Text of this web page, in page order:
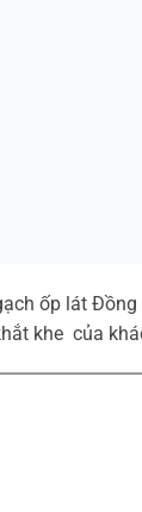
ốp lát
khe của